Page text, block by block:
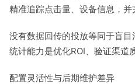
精准追踪点击量、设备信息，并
没有数据回传的投放等同于盲
统计能力是优化ROI、验证渠道
配置灵活性与后期维护差异